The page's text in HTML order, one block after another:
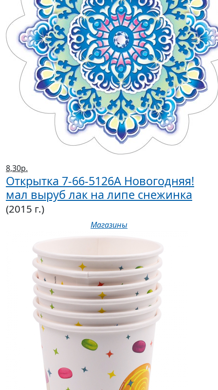
8,30р.
Открытка 7-66-5126А Новогодняя!
мал выруб лак на липе снежинка
(2015 г.)
Магазины